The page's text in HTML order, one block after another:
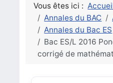
Vous êtes ici :
Annales du BAC
Annales du Bac ES
Bac ES/L 2016
corrigé de